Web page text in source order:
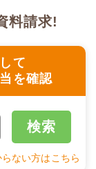
て
を確認
料請求!
検索
ない方はこちら